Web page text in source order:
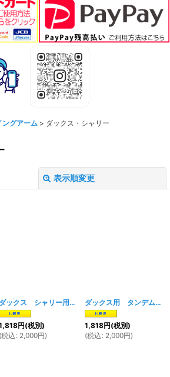
ングアーム > ダックス・シャリー
表示順変更
[1630w]
ダックス シャリー用 ノーマルタイプ タンデムステップ ブラック
円(税別)
(税込 : 2,000円)
ダックス用 タンデムステップ Ｂ
1,818円(税別)
(税込 : 2,000円)